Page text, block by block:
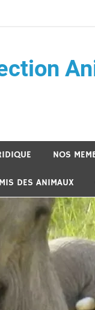
NOS
DES ANIMAUX